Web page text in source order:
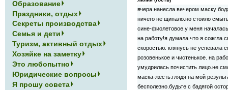
вчера нанесла вечером маску
ничего не щипало.но стоило
сине-фиолетовое.у меня
на работу!я думала что я сожгла
скоростью. клянусь не успевала
розовенькое и чистенькое. на
умудрилась почистить лицо.не
маска-жесть.глядя на мой
бесполезно.будьте с бадягой
Образование
Праздники, отдых
Секреты производства
Семья и дети
Туризм, активный отдых
Хозяйке на заметку
Это любопытно
Юридические вопросы
Я прошу совета